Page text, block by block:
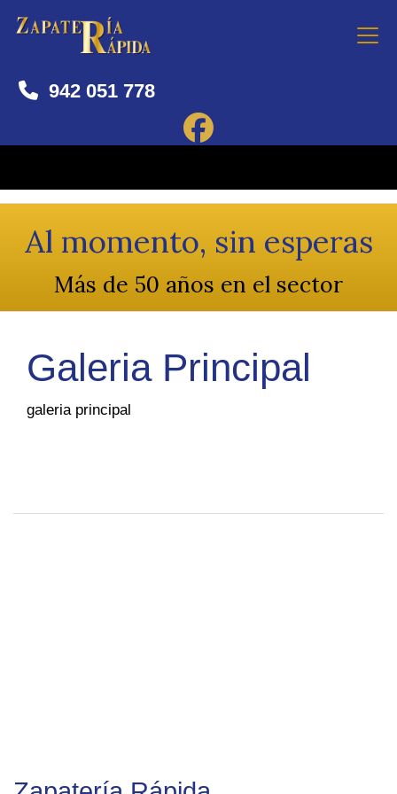
942 051 778
Al momento, sin esperas
Más de 50 años en el sector
Galeria Principal
galeria principal